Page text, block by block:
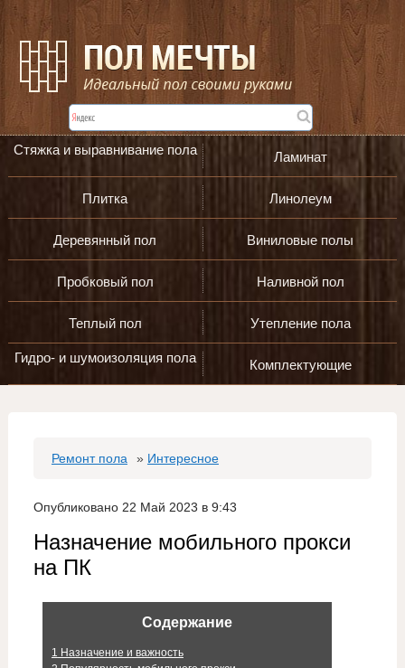
Стяжка и выравнивание пола Ламинат
Плитка Линолеум
Деревянный пол Виниловые полы
Пробковый пол Наливной пол
Теплый пол Утепление пола
Гидро- и шумоизоляция пола Комплектующие
Ремонт пола » Интересное
Опубликовано 22 Май 2023 в 9:43
Назначение мобильного прокси
на ПК
Содержание
1 Назначение и важность